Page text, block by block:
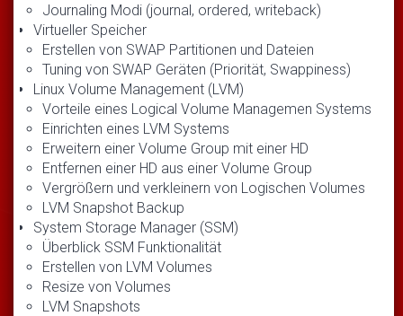
Journaling Modi (journal, ordered, writeback)
Virtueller Speicher
Erstellen von SWAP Partitionen und Dateien
Tuning von SWAP Geräten (Priorität, Swappiness)
Linux Volume Management (LVM)
Vorteile eines Logical Volume Managemen Systems
Einrichten eines LVM Systems
Erweitern einer Volume Group mit einer HD
Entfernen einer HD aus einer Volume Group
Vergrößern und verkleinern von Logischen Volumes
LVM Snapshot Backup
System Storage Manager (SSM)
Überblick SSM Funktionalität
Erstellen von LVM Volumes
Resize von Volumes
LVM Snapshots